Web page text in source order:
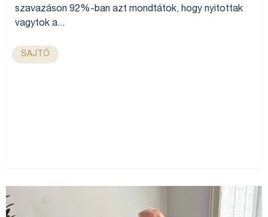
szavazáson 92%-ban azt mondtátok, hogy nyitottak
vagytok a...
SAJTÓ